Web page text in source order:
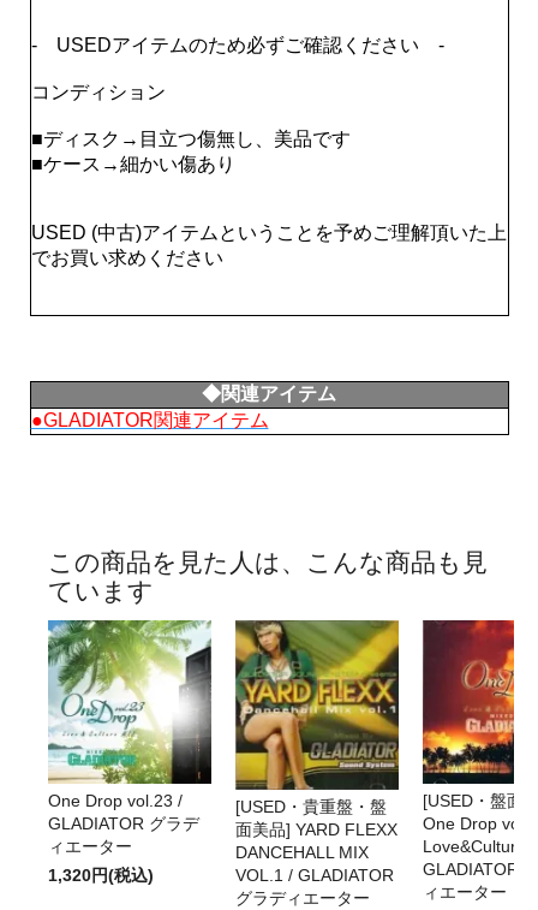
- USEDアイテムのため必ずご確認ください -
コンディション
■ディスク→目立つ傷無し、美品です
■ケース→細かい傷あり
USED (中古)アイテムということを予めご理解頂いた上
でお買い求めください
◆関連アイテム
●GLADIATOR関連アイテム
この商品を見た人は、こんな商品も見
ています
One Drop vol.23 /
GLADIATOR グラデ
ィエーター
1,320円(税込)
[USED・貴重盤・盤
面美品] YARD FLEXX
DANCEHALL MIX
VOL.1 / GLADIATOR
グラディエーター
[USED・盤面
One Drop
Love&Culture
GLADIATOR
ィエーター